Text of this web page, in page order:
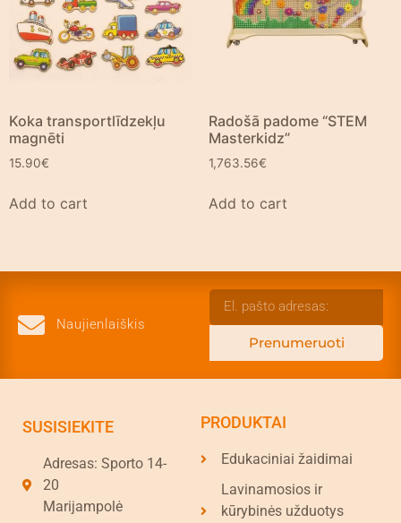
Koka transportlīdzekļu
magnēti
15.90€
Add to cart
Radošā padome “STEM
Masterkidz”
1,763.56€
Add to cart
Naujienlaiškis
Prenumeruoti
SUSISIEKITE
Adresas: Sporto 14-
20
Marijampolė
PRODUKTAI
Edukaciniai žaidimai
Lavinamosios ir
kūrybinės užduotys